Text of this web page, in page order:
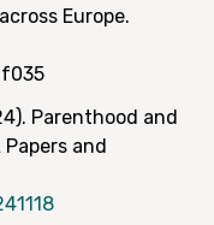
Europe.
Parenthood and
and